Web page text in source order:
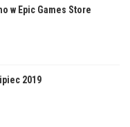
w Epic Games Store
2019